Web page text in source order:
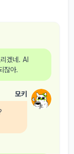
겠네. AI
잖아.
모키